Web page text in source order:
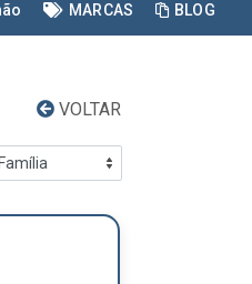
MARCAS BLOG
VOLTAR